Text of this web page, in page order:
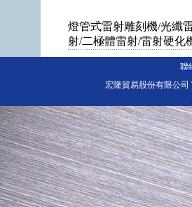
燈管式雷射雕刻機/光纖
射/二極體雷射/雷射硬化
聯
宏隆貿易股份有限公司